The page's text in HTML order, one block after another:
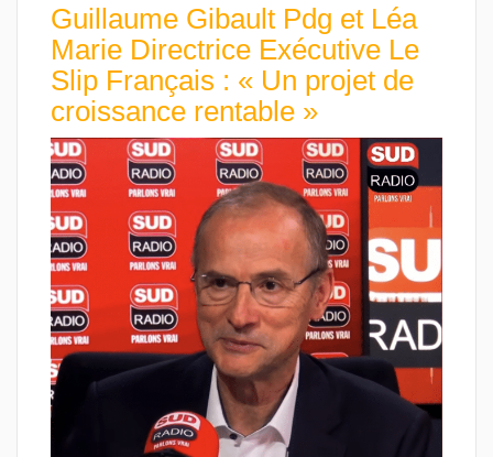
Guillaume Gibault Pdg et Léa
Marie Directrice Exécutive Le
Slip Français : « Un projet de
croissance rentable »